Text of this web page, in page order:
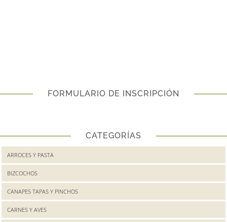
FORMULARIO DE INSCRIPCIÓN
CATEGORÍAS
ARROCES Y PASTA
BIZCOCHOS
CANAPES TAPAS Y PINCHOS
CARNES Y AVES